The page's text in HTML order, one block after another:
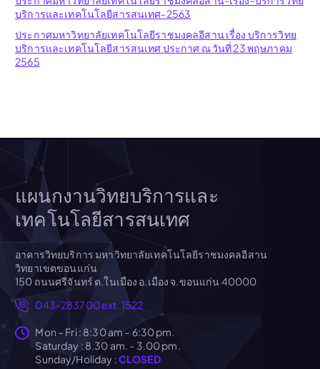
บริการและเทคโนโลยีสารสนเทศ-2563
ประกาศมหาวิทยาลัยเทคโนโลยีราชมงคลอีสาน เรื่อง บริการวิทย
บริการและเทคโนโลยีสารสนเทศ ประกาศ ณ วันที่ 23 พฤษภาคม
2565
แผนกงานวิทยบริการและ
เทคโนโลยีสารสนเทศ
อาคารวิทยบริการ มหาวิทยาลัยเทคโนโลยีราชมงคลอีสาน
วิทยาเขตขอนแก่น
150 ถนนศรีจันทร์ ต.ในเมือง อ.เมือง จ.ขอนแก่น 40000
043-283700 ext. 1522
Mon – Fri : 8:30 am – 6:30 pm.
Saturday : 8.30 am. - 3.00 pm.
Sunday/Holiday :CLOSED